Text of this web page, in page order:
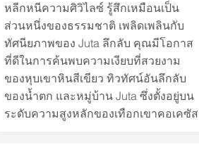
หลีกหนีความศิวิไลซ์ รู้สึกเหมือนเป็น
ส่วนหนึ่งของธรรมชาติ เพลิดเพลินกับ
ทัศนียภาพของ Juta ลึกลับ คุณมีโอกาส
ที่ดีในการค้นพบความเงียบที่สวยงาม
ของหุบเขาหินสีเขียว ทิวทัศน์อันลึกลับ
ของน้ำตก และหมู่บ้าน Juta ซึ่งตั้งอยู่บน
ระดับความสูงหลักของเทือกเขาคอเคซัส